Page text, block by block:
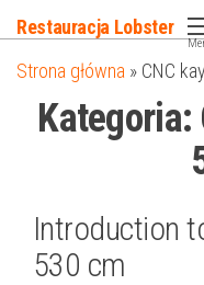
do
treści
Restauracja Lobster
Strona główna » CNC
Kategoria:
Introduction
530 cm